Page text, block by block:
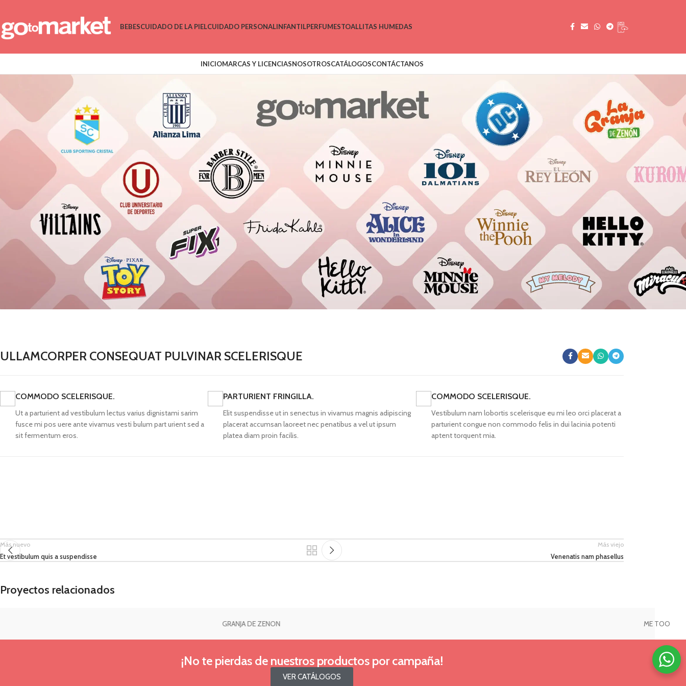
BEBESCUIDADO DE LA PIELCUIDADO PERSONALINFANTILPERFUMESTOALLITAS HUMEDAS
INICIOMARCAS Y LICENCIASNOSOTROSCATÁLOGOSCONTÁCTANOS
ULLAMCORPER CONSEQUAT PULVINAR SCELERISQUE
COMMODO SCELERISQUE.
Ut a parturient ad vestibulum lectus varius dignistami sarim
fusce mi pos uere ante vivamus vesti bulum part urient sed a
sit fermentum eros.
PARTURIENT FRINGILLA.
Elit suspendisse ut in senectus in vivamus magnis adipiscing
placerat accumsan laoreet nec penatibus a vel ut ipsum
platea diam proin facilis.
COMMODO SCELERISQUE.
Vestibulum nam lobortis scelerisque eu mi leo orci placerat a
parturient congue non commodo felis in dui lacinia potenti
aptent torquent mia.
Más nuevo
Et vestibulum quis a suspendisse
Más viejo
Venenatis nam phasellus
Proyectos relacionados
GRANJA DE ZENON ME TOO
¡No te pierdas de nuestros productos por campaña!
VER CATÁLOGOS